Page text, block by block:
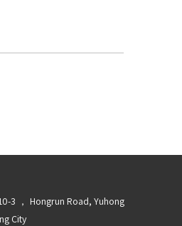
3 ， Hongrun Road, Yuhong
City